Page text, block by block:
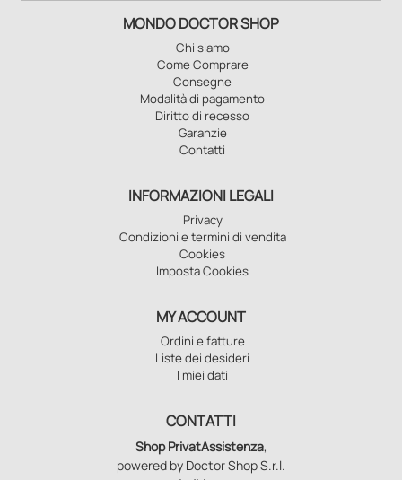
MONDO DOCTOR SHOP
Chi siamo
Come Comprare
Consegne
Modalità di pagamento
Diritto di recesso
Garanzie
Contatti
INFORMAZIONI LEGALI
Privacy
Condizioni e termini di vendita
Cookies
Imposta Cookies
MY ACCOUNT
Ordini e fatture
Liste dei desideri
I miei dati
CONTATTI
Shop PrivatAssistenza,
powered by Doctor Shop S.r.l.